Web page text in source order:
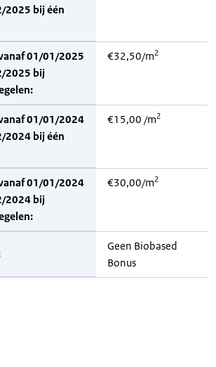
2025 bij één
01/01/2025
2025 bij
€32,50/m2
01/01/2024
2024 bij één
€15,00 /m2
01/01/2024
2024 bij
€30,00/m2
Geen Biobased
Bonus